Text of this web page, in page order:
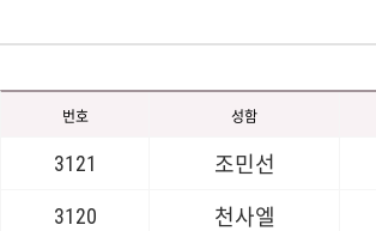
번호 성함
3121 조민선
3120 천사엘